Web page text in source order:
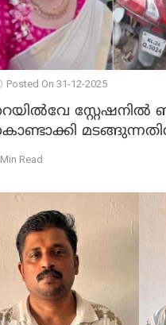
Posted On 31-12-2025
സ്റ്റേഷനിൽ
സ്കൂട്ടറിൽ
Read